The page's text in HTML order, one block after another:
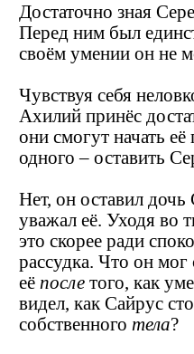
Достаточно зная
Перед ним был
своём умении он не
Чувствуя себя
Ахилий принёс
они смогут начать
одного – оставить
Нет, он оставил
уважал её. Уходя во
это скорее ради
рассудка. Что он мог
её после того, как
видел, как Сайрус
собственного тела?